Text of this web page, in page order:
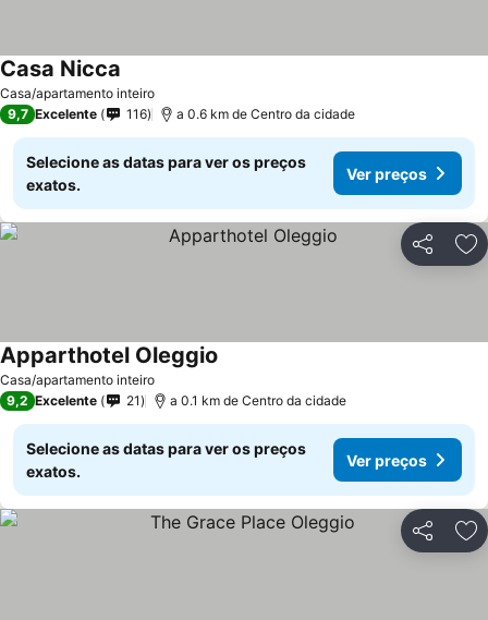
Casa/apartamento inteiro
Casa Nicca
9,7 Excelente 116 a 0.6 km de Centro da cidade
Selecione as datas para ver os preços
exatos.
Ver preços
Partilhar
Casa/apartamento inteiro
Apparthotel Oleggio
9,2 Excelente 21 a 0.1 km de Centro da cidade
Selecione as datas para ver os preços
exatos.
Ver preços
Partilhar